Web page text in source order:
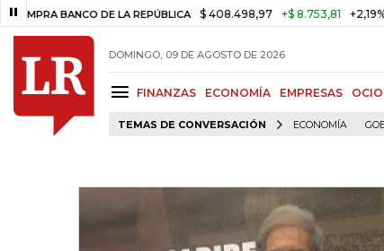
BANCO DE LA REPÚBLICA $ 408.498,97 +$ 8.753,81 +2,19%
DOMINGO, 09 DE AGOSTO DE 2026
FINANZAS ECONOMÍA EMPRESAS OCIO
TEMAS DE CONVERSACIÓN ECONOMÍA